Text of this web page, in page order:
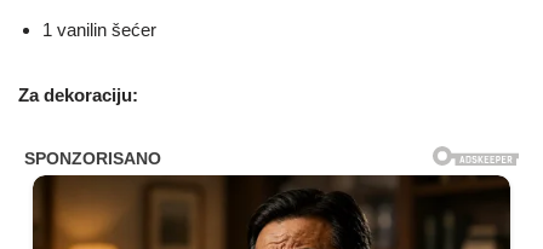
1 vanilin šećer
Za dekoraciju: